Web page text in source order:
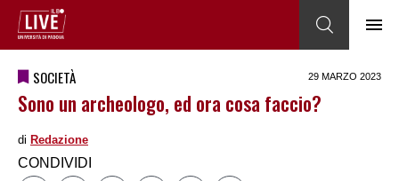
SOCIETÀ 29 MARZO 2023
Sono un archeologo, ed ora cosa faccio?
di Redazione
CONDIVIDI